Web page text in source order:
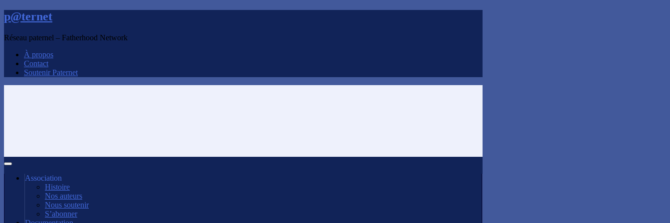
p@ternet
Réseau paternel – Fatherhood Network
À propos
Contact
Soutenir Paternet
Association
Histoire
Nos auteurs
Nous soutenir
S’abonner